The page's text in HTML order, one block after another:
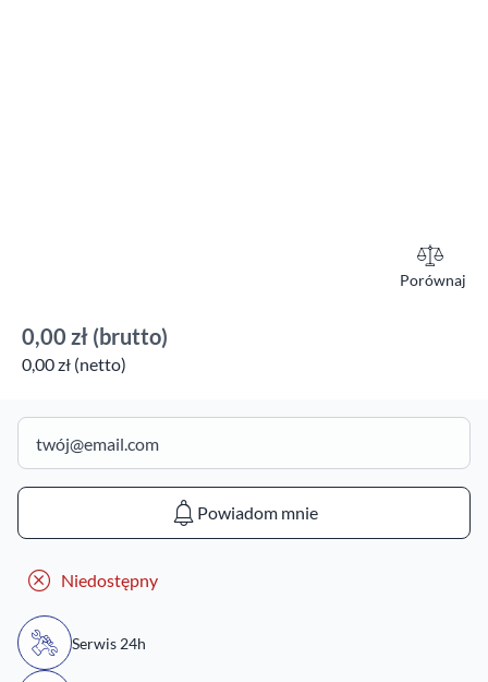
Porównaj
0,00 zł (brutto)
0,00 zł (netto)
Powiadom mnie
Niedostępny
Serwis 24h